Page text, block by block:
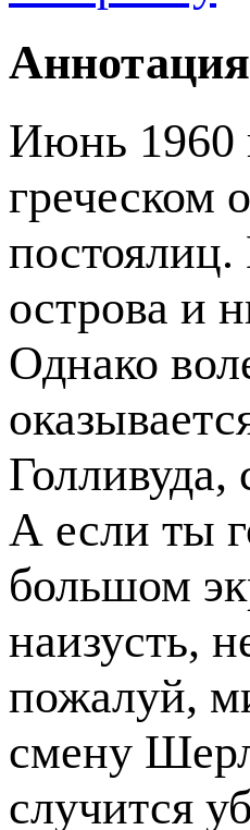
Аннотация
Июнь 1960
греческом
острова и
Однако
А если ты
большом
наизусть,
пожалуй,
смену
случится